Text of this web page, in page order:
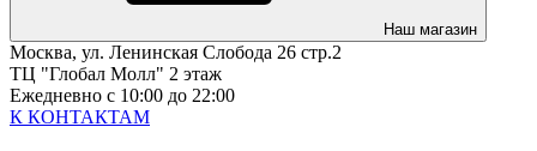
Наш магазин
Москва, ул. Ленинская Слобода 26 стр.2
ТЦ "Глобал Молл" 2 этаж
Ежедневно с 10:00 до 22:00
К КОНТАКТАМ